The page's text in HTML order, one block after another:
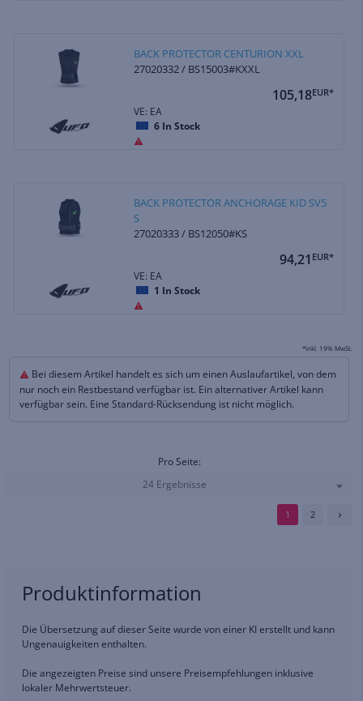
BACK PROTECTOR CENTURION XXL
27020332 / BS15003#KXXL
105,18EUR*
VE: EA
6 In Stock
BACK PROTECTOR ANCHORAGE KID SV5
S
27020333 / BS12050#KS
94,21 EUR*
VE: EA
1 In Stock
*inkl. 19% MwSt.
Bei diesem Artikel handelt es sich um einen Auslaufartikel, von dem
nur noch ein Restbestand verfügbar ist. Ein alternativer Artikel kann
verfügbar sein. Eine Standard-Rücksendung ist nicht möglich.
Pro Seite:
24 Ergebnisse
1 2
Produktinformation
Die Übersetzung auf dieser Seite wurde von einer KI erstellt und kann
Ungenauigkeiten enthalten.
Die angezeigten Preise sind unsere Preisempfehlungen inklusive
lokaler Mehrwertsteuer.